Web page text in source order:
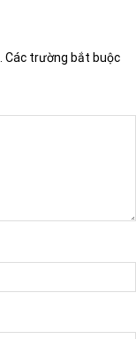
Các trường bắt buộc